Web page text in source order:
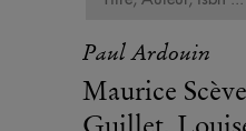
Paul Ardouin
Maurice